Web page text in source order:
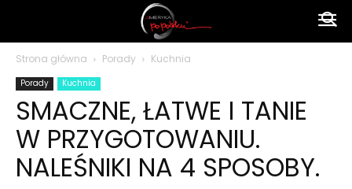
polsku
Strona główna Porady Kuchnia
Porady Kuchnia
SMACZNE, ŁATWE I TANIE
W PRZYGOTOWANIU.
NALEŚNIKI NA 4 SPOSOBY.